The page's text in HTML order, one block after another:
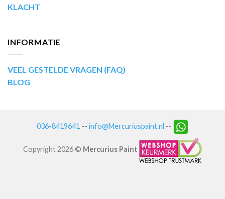
KLACHT
INFORMATIE
VEEL GESTELDE VRAGEN (FAQ)
BLOG
036-8419641 -- info@Mercuriuspaint.nl --
Copyright 2026 © Mercurius Paint